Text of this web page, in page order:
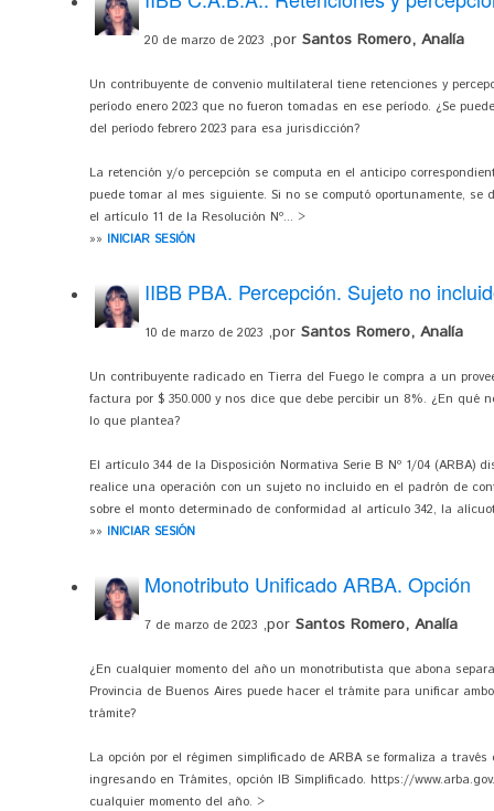
20 de marzo de 2023 ,por Santos Romero, Analía
Un contribuyente de convenio multilateral tiene retenciones y
período enero 2023 que no fueron tomadas en ese período. ¿Se
del período febrero 2023 para esa jurisdicción?
La retención y/o percepción se computa en el anticipo
puede tomar al mes siguiente. Si no se computó oportunamente,
el artículo 11 de la Resolución Nº... >
»» INICIAR SESIÓN
IIBB PBA. Percepción. Sujeto no
10 de marzo de 2023 ,por Santos Romero, Analía
Un contribuyente radicado en Tierra del Fuego le compra a un
factura por $ 350.000 y nos dice que debe percibir un 8%. ¿En qué
lo que plantea?
El artículo 344 de la Disposición Normativa Serie B Nº 1/04 (ARBA)
realice una operación con un sujeto no incluido en el padrón de
sobre el monto determinado de conformidad al artículo 342, la
»» INICIAR SESIÓN
Monotributo Unificado ARBA. Opción
7 de marzo de 2023 ,por Santos Romero, Analía
¿En cualquier momento del año un monotributista que abona
Provincia de Buenos Aires puede hacer el trámite para unificar
trámite?
La opción por el régimen simplificado de ARBA se formaliza a
ingresando en Trámites, opción IB Simplificado. https://
cualquier momento del año. >